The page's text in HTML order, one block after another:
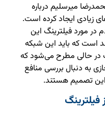
میرسلیم درباره
زیادی ایجاد کرده است.
در مورد فیلترینگ این
است که باید این شبکه
در حالی مطرح می‌شود که
به دنبال بررسی منافع
تصمیم هستند.